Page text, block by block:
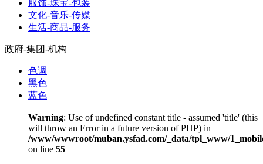
服饰-珠宝-包装
文化-音乐-传媒
生活-商品-服务
政府-集团-机构
色调
黑色
蓝色
Warning: Use of undefined constant title - assumed 'title' (this
will throw an Error in a future version of PHP) in
/www/wwwroot/muban.ysfad.com/_data/tpl_www/
on line 55